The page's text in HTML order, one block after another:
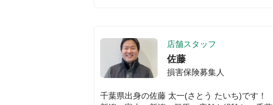
店舗スタッフ
佐藤
損害保険募集人
千葉県出身の佐藤 太一(さとう たいち)です！